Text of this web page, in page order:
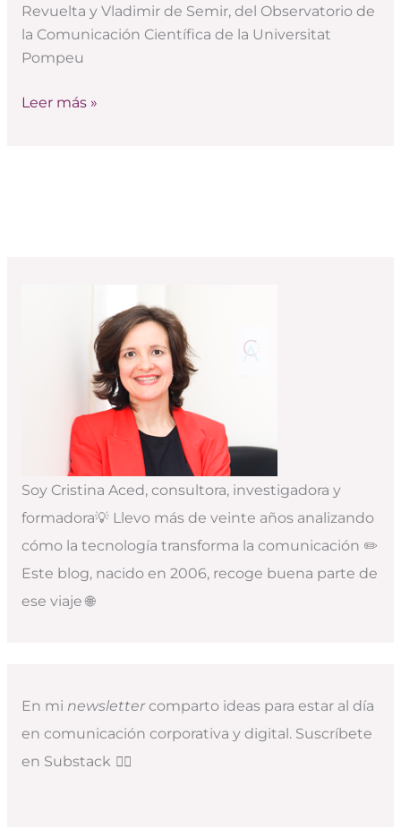
Revuelta y Vladimir de Semir, del Observatorio de
la Comunicación Científica de la Universitat
Pompeu
diaria
Leer más »
Soy Cristina Aced, consultora, investigadora y
formadora💡 Llevo más de veinte años analizando
cómo la tecnología transforma la comunicación ✏️
Este blog, nacido en 2006, recoge buena parte de
ese viaje 🌐
En mi newslettercomparto ideas para estar al día
en comunicación corporativa y digital. Suscríbete
en Substack 👇🏻